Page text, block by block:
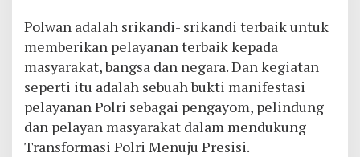
Polwan adalah srikandi- srikandi terbaik untuk
memberikan pelayanan terbaik kepada
masyarakat, bangsa dan negara. Dan kegiatan
seperti itu adalah sebuah bukti manifestasi
pelayanan Polri sebagai pengayom, pelindung
dan pelayan masyarakat dalam mendukung
Transformasi Polri Menuju Presisi.